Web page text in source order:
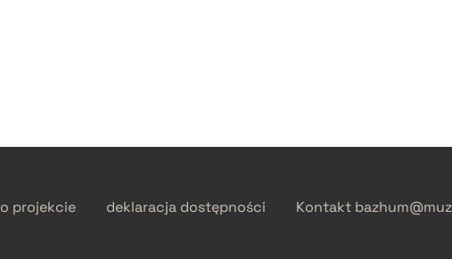
o projekcie deklaracja dostępności Kontakt